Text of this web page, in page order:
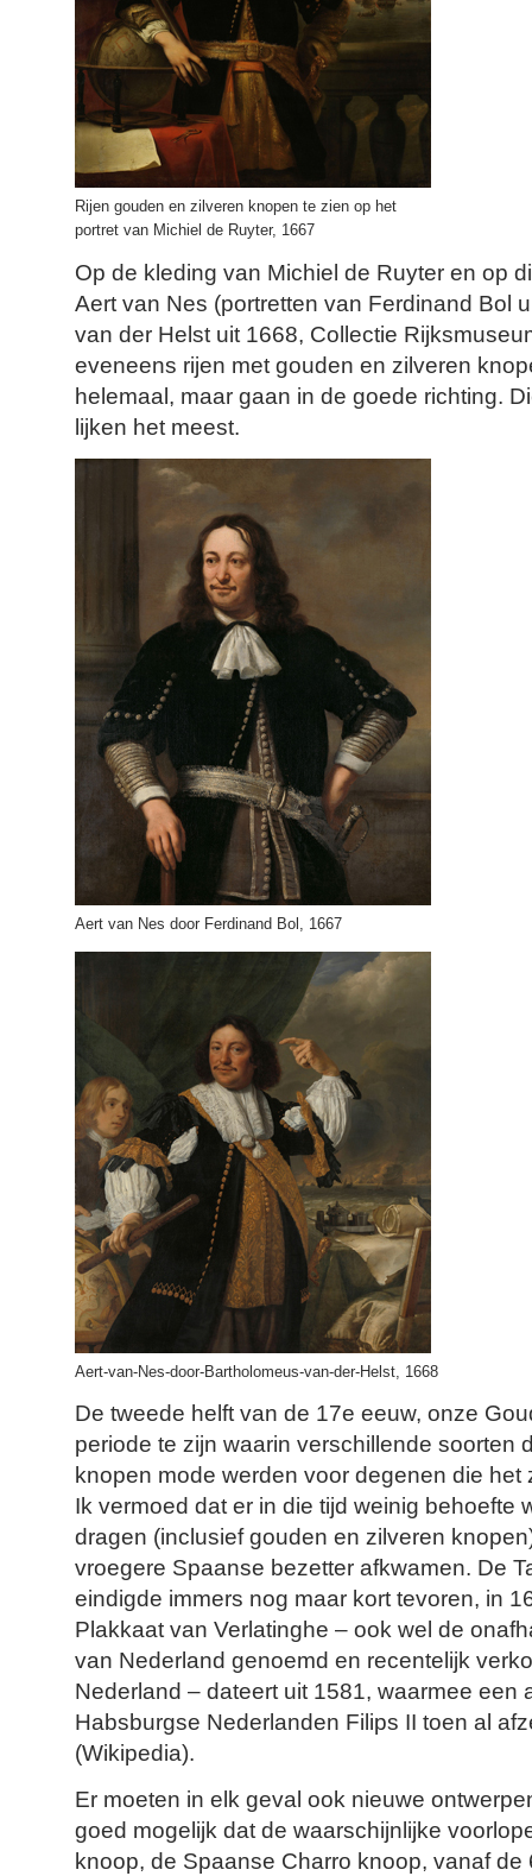
Rijen gouden en zilveren knopen te zien op het
portret van Michiel de Ruyter, 1667
Op de kleding van Michiel de Ruyter en op
Aert van Nes (portretten van Ferdinand Bol
van der Helst uit 1668, Collectie
eveneens rijen met gouden en zilveren
helemaal, maar gaan in de goede richting.
lijken het meest.
Aert van Nes door Ferdinand Bol, 1667
Aert-van-Nes-door-Bartholomeus-van-der-Helst, 1668
De tweede helft van de 17e eeuw, onze
periode te zijn waarin verschillende soorten
knopen mode werden voor degenen die
Ik vermoed dat er in die tijd weinig behoefte
dragen (inclusief gouden en zilveren
vroegere Spaanse bezetter afkwamen. De
eindigde immers nog maar kort tevoren, in
Plakkaat van Verlatinghe – ook wel de
van Nederland genoemd en recentelijk
Nederland – dateert uit 1581, waarmee een
Habsburgse Nederlanden Filips II toen al
(Wikipedia).
Er moeten in elk geval ook nieuwe
goed mogelijk dat de waarschijnlijke
knoop, de Spaanse Charro knoop, vanaf